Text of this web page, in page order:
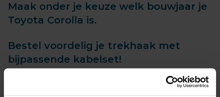
Maak onder je keuze welk bouwjaar je
Toyota Corolla is.
Bestel voordelig je trekhaak met
bijpassende kabelset!